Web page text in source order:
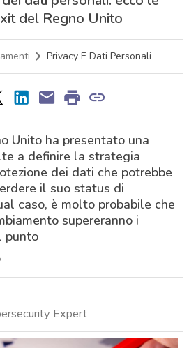
del Regno Unito
Privacy E Dati Personali
Unito ha presentato una
a definire la strategia
dei dati che potrebbe
il suo status di
caso, è molto probabile che
supereranno i
punto
Expert